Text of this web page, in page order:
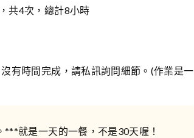
共4次，總計8小時
有時間完成，請私訊詢問細節。(作業是一
就是一天的一餐，不是30天喔！